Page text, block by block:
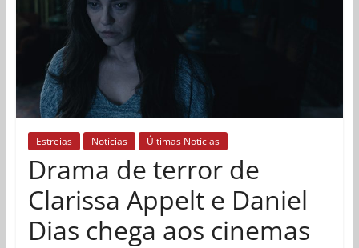
Estreias Notícias Últimas Notícias
Drama de terror de
Clarissa Appelt e Daniel
Dias chega aos cinemas